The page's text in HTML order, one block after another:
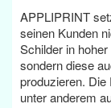
APPLIPRINT
seinen Kunden
Schilder in
sondern diese
produzieren.
unter anderem